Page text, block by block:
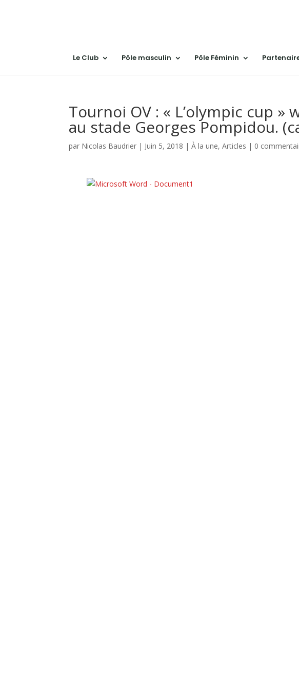
Le Club Pôle masculin Pôle Féminin
Tournoi OV : « L’olympic cup »
au stade Georges Pompidou.
par Nicolas Baudrier | Juin 5, 2018 |À la une,Articles | 0